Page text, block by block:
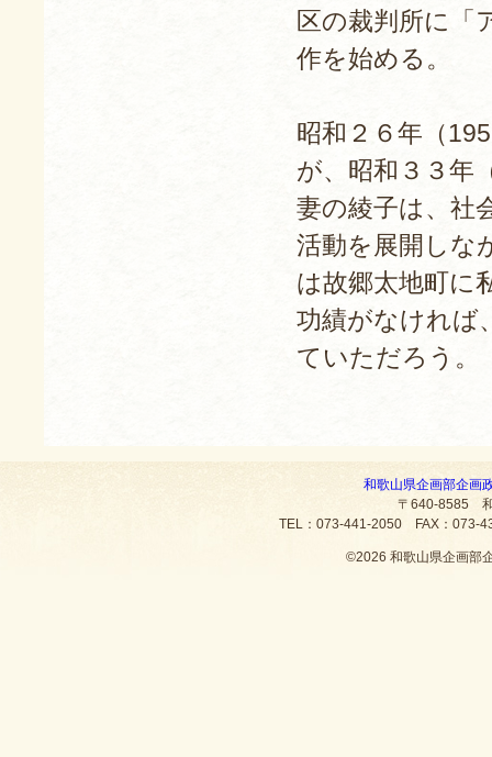
区の裁判所に「
作を始める。
昭和２６年（
が、昭和３３年
妻の綾子は、社
活動を展開しな
は故郷太地町に
功績がなければ
ていただろう。
和歌山県企画部企画
〒640-8585
TEL：073-441-2050 FAX：073-
©2026 和歌山県企画部